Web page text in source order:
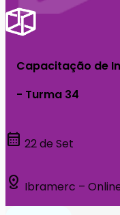
Capacitação de
- Turma 34
calendar_month 22 de Set
distance Ibramerc –